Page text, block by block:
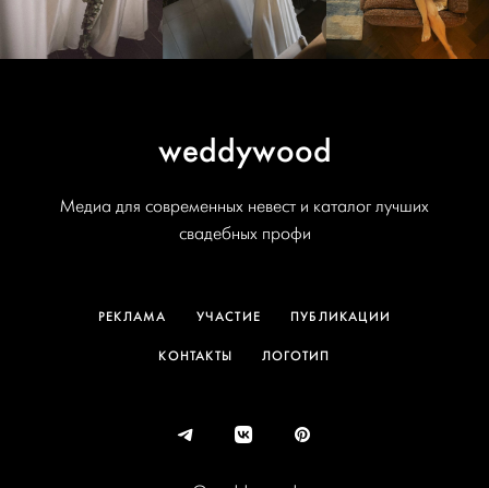
weddywood
Медиа для современных невест и каталог лучших
свадебных профи
РЕКЛАМА УЧАСТИЕ ПУБЛИКАЦИИ
КОНТАКТЫ ЛОГОТИП